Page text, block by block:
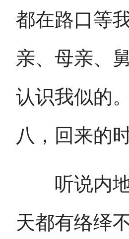
都在路口等
亲、母亲、
认识我似的
八，回来的
听说内地
天都有络绎